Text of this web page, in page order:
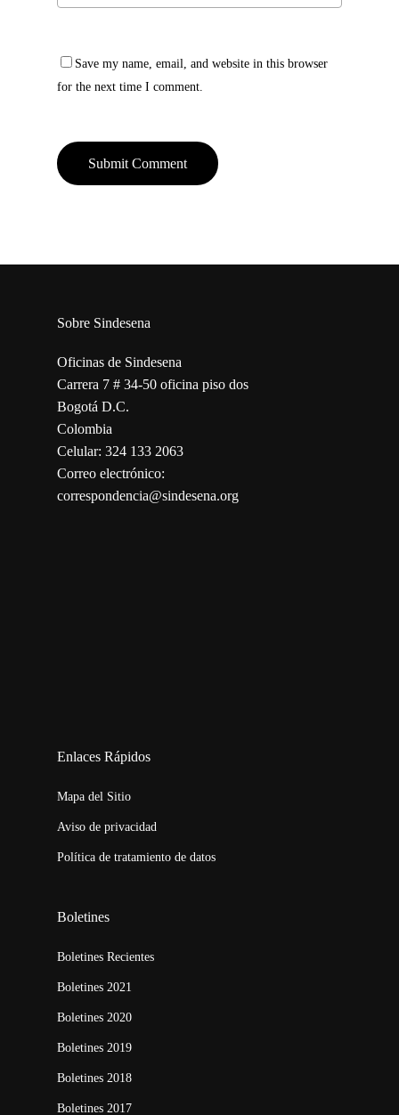
Save my name, email, and website in this browser
for the next time I comment.
Sobre Sindesena
Oficinas de Sindesena
Carrera 7 # 34-50 oficina piso dos
Bogotá D.C.
Colombia
Celular: 324 133 2063
Correo electrónico:
correspondencia@sindesena.org
Enlaces Rápidos
Mapa del Sitio
Aviso de privacidad
Política de tratamiento de datos
Boletines
Boletines Recientes
Boletines 2021
Boletines 2020
Boletines 2019
Boletines 2018
Boletines 2017